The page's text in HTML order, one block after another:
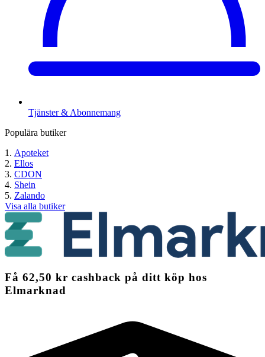
Tjänster & Abonnemang
Populära butiker
Apoteket
Ellos
CDON
Shein
Zalando
Visa alla butiker
Få 62,50 kr cashback på ditt köp hos
Elmarknad